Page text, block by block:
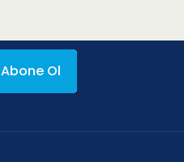
Abone Ol